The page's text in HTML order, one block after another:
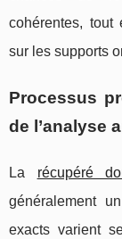
cohérentes, tout
sur les supports
Processus
de l’analyse
La récupéré
généralement
exacts varient